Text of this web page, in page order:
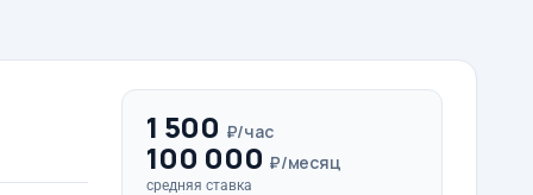
1 500 ₽/час
100 000 ₽/месяц
средняя ставка